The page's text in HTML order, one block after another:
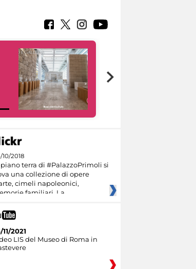
2018
terra di #PalazzoPrimoli si
una collezione di opere
cimeli napoleonici,
familiari. La
11/2021
LIS del Museo di Roma in